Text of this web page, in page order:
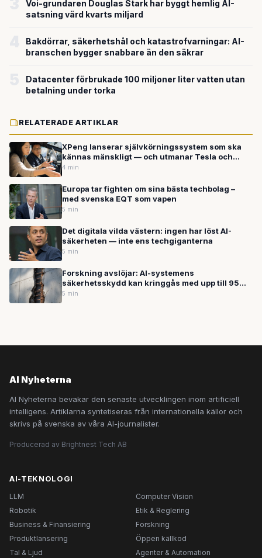
Voi-grundaren Douglas Stark har byggt hemlig AI-
satsning värd kvarts miljard
Bakdörrar, säkerhetshål och katastrofvarningar: AI-
branschen bygger snabbare än den säkrar
Datacenter förbrukade 100 miljoner liter vatten utan
betalning under torka
RELATERADE ARTIKLAR
XPeng lanserar självkörningssystem som ska
kännas mänskligt — och utmanar Tesla och
Waymo om förarlöst resande
4 min
Europa tar fighten om sina bästa techbolag –
med svenska EQT som vapen
5 min
Det digitala vilda västern: ingen har löst AI-
säkerheten — inte ens techgiganterna
5 min
Forskning avslöjar: AI-systemens
säkerhetsskydd kan kringgås med upp till 95
procents träffsäkerhet
5 min
AI Nyheterna
AI Nyheterna bevakar den senaste utvecklingen inom artificiell
intelligens. Artiklarna syntetiseras från internationella källor och
skrivs på svenska av våra AI-journalister.
Producerad av Brightnest Tech AB
AI-TEKNOLOGI
LLM
Computer Vision
Robotik
Etik & Reglering
Business & Finansiering
Forskning
Produktlansering
Öppen källkod
Tal & Ljud
Agenter & Automation